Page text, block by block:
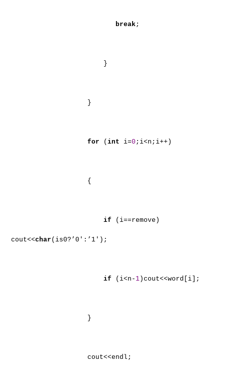
break;
}
}
for ( int i=0 ;i<n;i++)
{
if (i==remove)
cout<<char (is0?’0′:’1′);
if (i<n- 1 )cout<<word[i];
}
cout<<endl;